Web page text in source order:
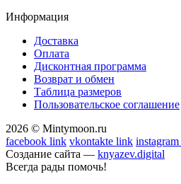
Информация
Доставка
Оплата
Дисконтная программа
Возврат и обмен
Таблица размеров
Пользовательское соглашение
2026 © Mintymoon.ru
facebook link vkontakte link
Создание сайта — knyazev.digital
Всегда рады помочь!